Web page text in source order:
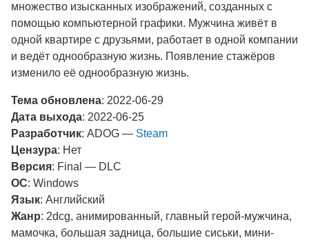
множество изысканных изображений, созданных с
помощью компьютерной графики. Мужчина живёт в
одной квартире с друзьями, работает в одной компании
и ведёт однообразную жизнь. Появление стажёров
изменило её однообразную жизнь.
Тема обновлена: 2022-06-29
Дата выхода: 2022-06-25
Разработчик: ADOG — Steam
Цензура: Нет
Версия: Final — DLC
ОС: Windows
Язык: Английский
Жанр: 2dcg, анимированный, главный герой-мужчина,
мамочка, большая задница, большие сиськи, мини-